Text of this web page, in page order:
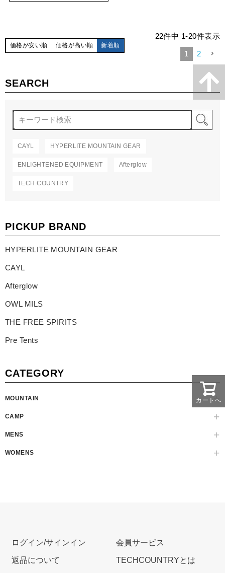
SEARCH
CAYL HYPERLITE MOUNTAIN GEAR
ENLIGHTENED EQUIPMENT Afterglow
TECH COUNTRY
PICKUP BRAND
HYPERLITE MOUNTAIN GEAR
CAYL
Afterglow
OWL MILS
THE FREE SPIRITS
Pre Tents
CATEGORY
MOUNTAIN
CAMP
MENS
WOMENS
価格が安い順 価格が高い順 新着順
22件中 1-20件表示
1 2
カートへ
ログイン/サインイン
返品について
会員サービス
TECHCOUNTRYとは